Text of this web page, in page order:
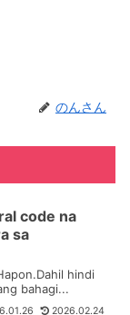
のんさん
code na
sa
hindi
bahagi...
2026.02.24